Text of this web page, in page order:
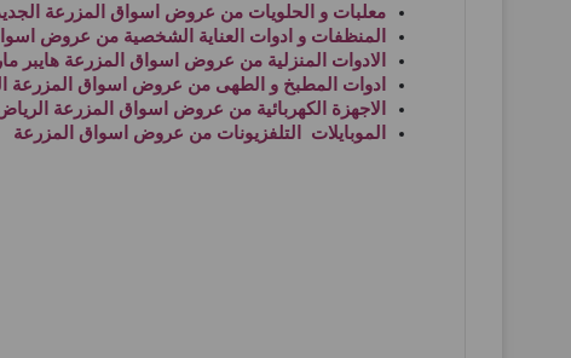
معلبات و الحلويات من عروض اسواق المزرعة
المنظفات و ادوات العناية الشخصية من عروض
الادوات المنزلية من عروض اسواق المزرعة هايبر
ادوات المطبخ و الطهى من عروض اسواق المزرعة
الاجهزة الكهربائية من عروض اسواق المزرعة
الموبايلات التلفزيونات من عروض اسواق المزرعة